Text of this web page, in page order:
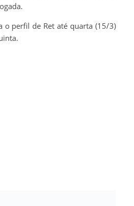
o perfil de Ret até quarta (15/3)